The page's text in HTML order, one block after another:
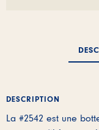
DESCRIPTION
La #2542 est une